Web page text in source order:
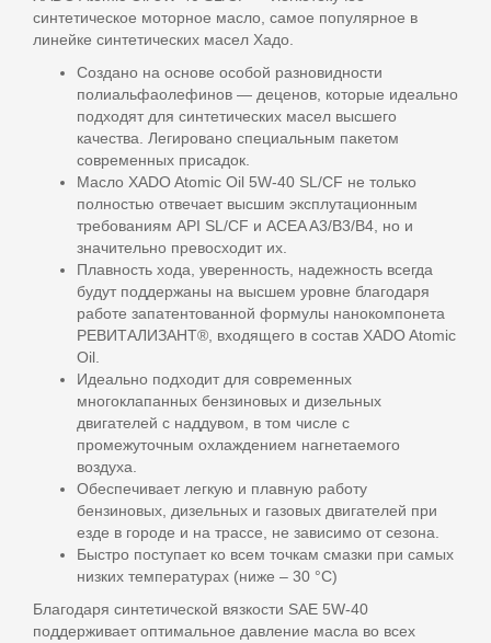
синтетическое моторное масло, самое популярное в
линейке синтетических масел Хадо.
Создано на основе особой разновидности
полиальфаолефинов — деценов, которые идеально
подходят для синтетических масел высшего
качества. Легировано специальным пакетом
современных присадок.
Масло XADO Atomic Oil 5W-40 SL/CF не только
полностью отвечает высшим эксплутационным
требованиям API SL/CF и ACEA A3/B3/B4, но и
значительно превосходит их.
Плавность хода, уверенность, надежность всегда
будут поддержаны на высшем уровне благодаря
работе запатентованной формулы нанокомпонета
РЕВИТАЛИЗАНТ®, входящего в состав XADO Atomic
Oil.
Идеально подходит для современных
многоклапанных бензиновых и дизельных
двигателей с наддувом, в том числе с
промежуточным охлаждением нагнетаемого
воздуха.
Обеспечивает легкую и плавную работу
бензиновых, дизельных и газовых двигателей при
езде в городе и на трассе, не зависимо от сезона.
Быстро поступает ко всем точкам смазки при самых
низких температурах (ниже – 30 °С)
Благодаря синтетической вязкости SAE 5W-40
поддерживает оптимальное давление масла во всех